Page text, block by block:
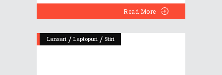
Read More
Lansari / Laptopuri / Stiri